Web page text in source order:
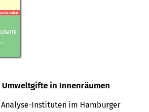
in Innenräumen
Insti­tuten im Hamburger